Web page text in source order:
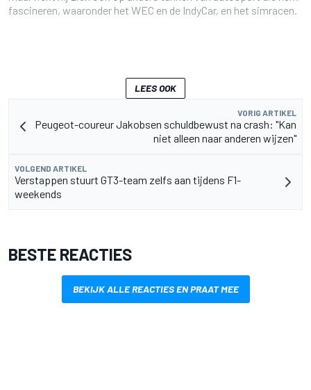
fascineren, waaronder het WEC en de IndyCar, en het simracen.
LEES OOK
VORIG ARTIKEL
Peugeot-coureur Jakobsen schuldbewust na crash: "Kan
niet alleen naar anderen wijzen"
VOLGEND ARTIKEL
Verstappen stuurt GT3-team zelfs aan tijdens F1-
weekends
BESTE REACTIES
BEKIJK ALLE REACTIES EN PRAAT MEE